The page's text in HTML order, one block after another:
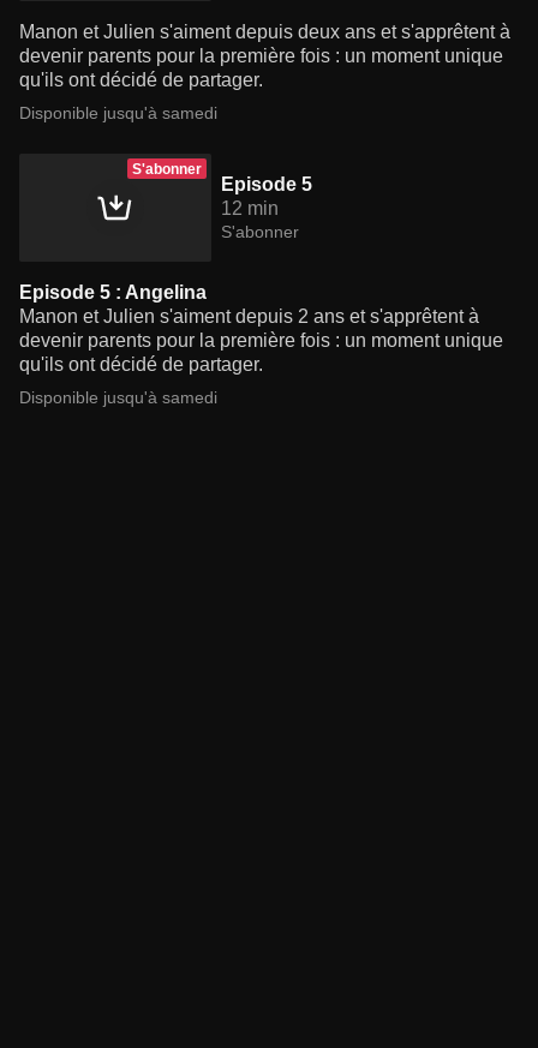
Manon et Julien s'aiment depuis deux ans et s'apprêtent à
devenir parents pour la première fois : un moment unique
qu'ils ont décidé de partager.
Disponible jusqu'à samedi
S'abonner
Episode 5
12 min
S'abonner
Episode 5 : Angelina
Manon et Julien s'aiment depuis 2 ans et s'apprêtent à
devenir parents pour la première fois : un moment unique
qu'ils ont décidé de partager.
Disponible jusqu'à samedi